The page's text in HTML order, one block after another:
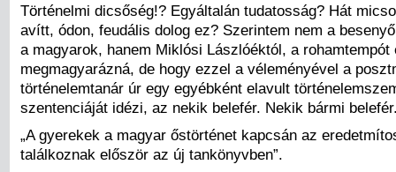
Történelmi dicsőség!? Egyáltalán tudatosság? Hát
avítt, ódon, feudális dolog ez? Szerintem nem a
a magyarok, hanem Miklósi Lászlóéktól, a rohamtempót
megmagyarázná, de hogy ezzel a véleményével a
történelemtanár úr egy egyébként elavult
szentenciáját idézi, az nekik belefér. Nekik bármi
„A gyerekek a magyar őstörténet kapcsán az
találkoznak először az új tankönyvben”.